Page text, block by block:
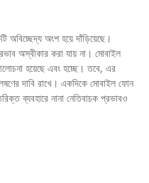
অবিচ্ছেদ্য অংশ হয়ে দাঁড়িয়েছে।
অস্বীকার করা যায় না। মোবাইল
হয়েছে এবং হচ্ছে। তবে, এর
দাবি রাখে। একদিকে মোবাইল ফোন
ব্যবহারে নানা নেতিবাচক প্রভাবও